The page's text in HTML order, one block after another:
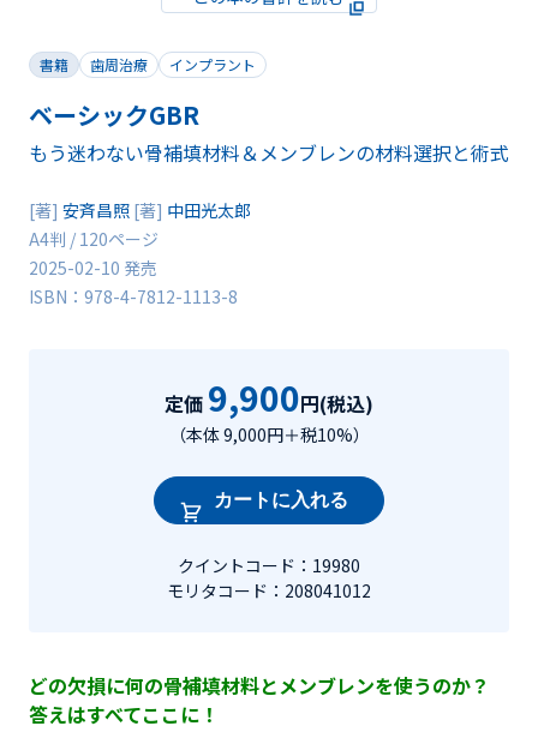
書籍 歯周治療 インプラント
ベーシックGBR
もう迷わない骨補填材料＆メンブレンの材料選択と術式
[著] 安斉昌照 [著] 中田光太郎
A4判 / 120ページ
2025-02-10 発売
ISBN：978-4-7812-1113-8
定価 9,900円(税込)
（本体 9,000円＋税10%）
カートに入れる
クイントコード：19980
モリタコード：208041012
どの欠損に何の骨補填材料とメンブレンを使うのか？
答えはすべてここに！